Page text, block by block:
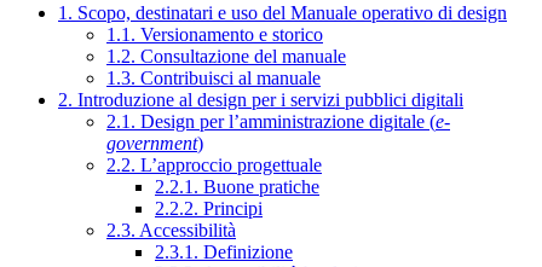
1. Scopo, destinatari e uso del Manuale operativo di design
1.1. Versionamento e storico
1.2. Consultazione del manuale
1.3. Contribuisci al manuale
2. Introduzione al design per i servizi pubblici digitali
2.1. Design per l’amministrazione digitale (e-
government)
2.2. L’approccio progettuale
2.2.1. Buone pratiche
2.2.2. Principi
2.3. Accessibilità
2.3.1. Definizione